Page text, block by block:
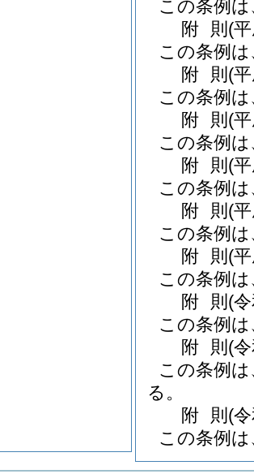
この条例
附 則 (
この条例
附 則 (
この条例
附 則 (
この条例
附 則 (
この条例
附 則 (
この条例
附 則 (
この条例
附 則 (
この条例
附 則 (
この条例
る。
附 則 (
この条例